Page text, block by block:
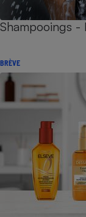
Shampooings -
BRÈVE